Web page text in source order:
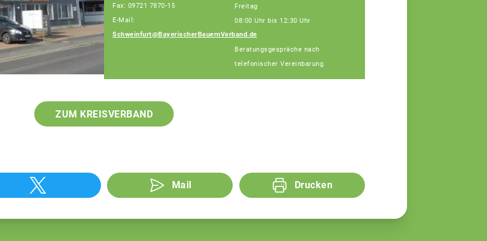
Fax: 09721 7870-15
E-Mail:
Schweinfurt@BayerischerBauernVerband.de
Freitag
08:00 Uhr bis 12:30 Uhr
Beratungsgespräche nach
telefonischer Vereinbarung
ZUM KREISVERBAND
Mail Drucken